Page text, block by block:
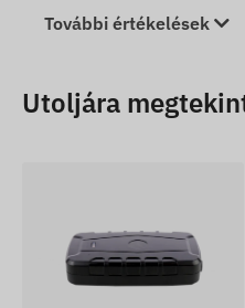
További értékelések
Utoljára